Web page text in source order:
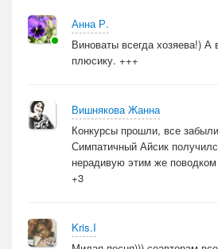
Анна Р.
Виноваты всегда хозяева!) А
плюсику. +++
Вишнякова Жанна
Конкурсы прошли, все
Симпатичный Айсик
нерадивую этим же поводком
+3
Kris.I